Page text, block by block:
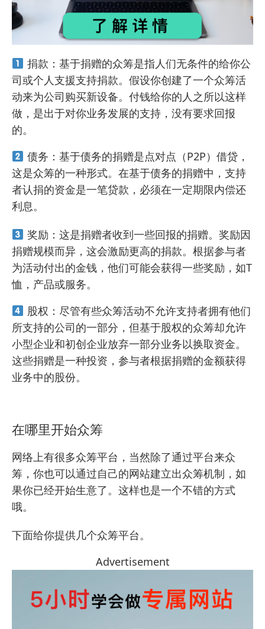
捐款：基于捐赠的众筹是指人们无条件的给你公
司或个人支援支持捐款。假设你创建了一个众筹活
动来为公司购买新设备。付钱给你的人之所以这样
做，是出于对你业务发展的支持，没有要求回报
的。
债务：基于债务的捐赠是点对点（P2P）借贷，
这是众筹的一种形式。在基于债务的捐赠中，支持
者认捐的资金是一笔贷款，必须在一定期限内偿还
利息。
奖励：这是捐赠者收到一些回报的捐赠。奖励因
捐赠规模而异，这会激励更高的捐款。根据参与者
为活动付出的金钱，他们可能会获得一些奖励，如T
恤，产品或服务。
股权：尽管有些众筹活动不允许支持者拥有他们
所支持的公司的一部分，但基于股权的众筹却允许
小型企业和初创企业放弃一部分业务以换取资金。
这些捐赠是一种投资，参与者根据捐赠的金额获得
业务中的股份。
在哪里开始众筹
网络上有很多众筹平台，当然除了通过平台来众
筹，你也可以通过自己的网站建立出众筹机制，如
果你已经开始生意了。这样也是一个不错的方式
哦。
下面给你提供几个众筹平台。
Advertisement